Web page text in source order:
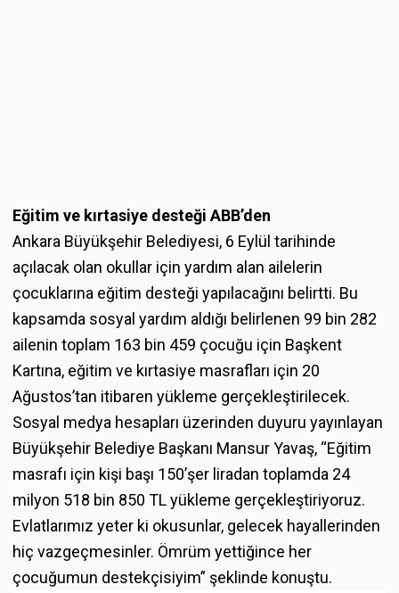
Eğitim ve kırtasiye desteği ABB’den
Ankara Büyükşehir Belediyesi, 6 Eylül tarihinde
açılacak olan okullar için yardım alan ailelerin
çocuklarına eğitim desteği yapılacağını belirtti. Bu
kapsamda sosyal yardım aldığı belirlenen 99 bin 282
ailenin toplam 163 bin 459 çocuğu için Başkent
Kartına, eğitim ve kırtasiye masrafları için 20
Ağustos’tan itibaren yükleme gerçekleştirilecek.
Sosyal medya hesapları üzerinden duyuru yayınlayan
Büyükşehir Belediye Başkanı Mansur Yavaş, “Eğitim
masrafı için kişi başı 150’şer liradan toplamda 24
milyon 518 bin 850 TL yükleme gerçekleştiriyoruz.
Evlatlarımız yeter ki okusunlar, gelecek hayallerinden
hiç vazgeçmesinler. Ömrüm yettiğince her
çocuğumun destekçisiyim” şeklinde konuştu.